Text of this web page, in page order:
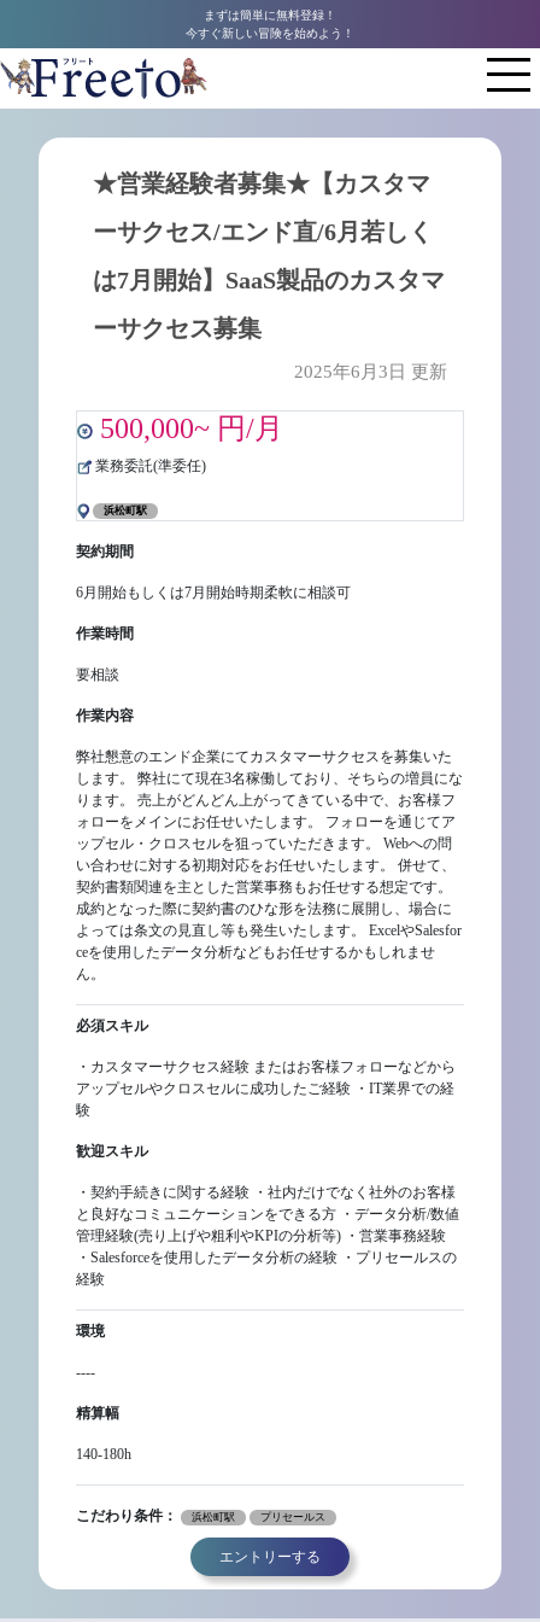
まずは簡単に無料登録！
今すぐ新しい冒険を始めよう！
★営業経験者募集★【カスタマ
ーサクセス/エンド直/6月若しく
は7月開始】SaaS製品のカスタマ
ーサクセス募集
2025年6月3日 更新
500,000~ 円/月
業務委託(準委任)
浜松町駅
契約期間
6月開始もしくは7月開始時期柔軟に相談可
作業時間
要相談
作業内容
弊社懇意のエンド企業にてカスタマーサクセスを募集いた
します。 弊社にて現在3名稼働しており、そちらの増員にな
ります。 売上がどんどん上がってきている中で、お客様フ
ォローをメインにお任せいたします。 フォローを通じてア
ップセル・クロスセルを狙っていただきます。 Webへの問
い合わせに対する初期対応をお任せいたします。 併せて、
契約書類関連を主とした営業事務もお任せする想定です。
成約となった際に契約書のひな形を法務に展開し、場合に
よっては条文の見直し等も発生いたします。 ExcelやSalesfor
ceを使用したデータ分析などもお任せするかもしれませ
ん。
必須スキル
・カスタマーサクセス経験 またはお客様フォローなどから
アップセルやクロスセルに成功したご経験 ・IT業界での経
験
歓迎スキル
・契約手続きに関する経験 ・社内だけでなく社外のお客様
と良好なコミュニケーションをできる方 ・データ分析/数値
管理経験(売り上げや粗利やKPIの分析等) ・営業事務経験
・Salesforceを使用したデータ分析の経験 ・プリセールスの
経験
環境
----
精算幅
140-180h
こだわり条件： 浜松町駅 プリセールス
エントリーする